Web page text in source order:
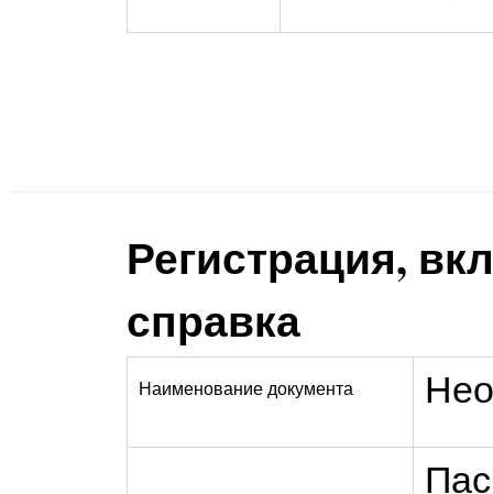
Регистрация,
справка
Наименование документа